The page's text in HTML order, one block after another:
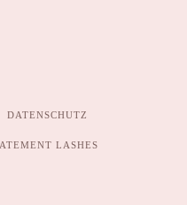
DATENSCHUTZ
LASHES